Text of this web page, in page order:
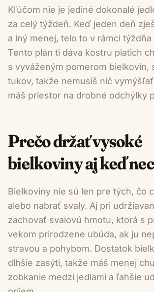
Kľúčom nie je jediné dokonalé
za celý týždeň. Keď jeden deň
a iný menej, telo to v rámci
Tento plán ti dáva kostru piatich
s vyváženým pomerom bielkovín,
tukov, takže nemusíš nič
máš priestor na drobné odchýlky
Prečo držať vysoké
bielkoviny aj keď
Bielkoviny nie sú len pre tých, čo
alebo nabrať svaly. Aj pri
zachovať svalovú hmotu, ktorá s
vekom prirodzene ubúda, ak ju
stravou a pohybom. Dostatok
dlhšie zasýti, takže máš menej
zobkanie medzi jedlami a ľahšie